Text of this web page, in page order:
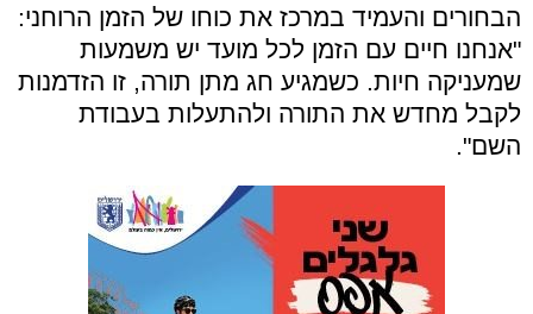
הבחורים והעמיד במרכז את כוחו של הזמן הרוחני:
"אנחנו חיים עם הזמן לכל מועד יש משמעות
שמעניקה חיות. כשמגיע חג מתן תורה, זו הזדמנות
לקבל מחדש את התורה ולהתעלות בעבודת
השם".